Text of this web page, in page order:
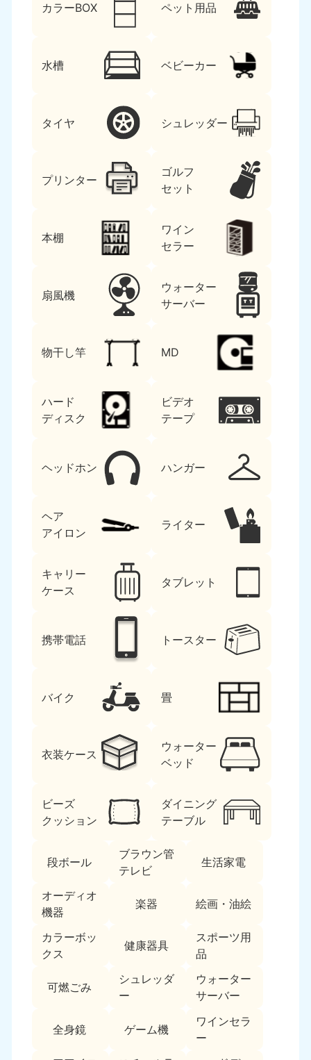
カラーBOX ペット用品
水槽 ベビーカー
タイヤ シュレッダー
プリンター
ゴルフ
セット
本棚
ワイン
セラー
扇風機
ウォーター
サーバー
物干し竿 MD
ハード
ディスク
ビデオ
テープ
ヘッドホン ハンガー
ヘア
アイロン
ライター
キャリー
ケース
タブレット
携帯電話 トースター
バイク 畳
衣装ケース
ウォーター
ベッド
ビーズ
クッション
ダイニング
テーブル
段ボール
ブラウン管
テレビ
生活家電
オーディオ
機器
楽器 絵画・油絵
カラーボッ
クス
健康器具
スポーツ用
品
可燃ごみ
シュレッダ
ー
ウォーター
サーバー
全身鏡 ゲーム機
ワインセラ
ー
北海道・東北
北海道
050-1881-5277
青森県
050-1881-5276
050-1881-5274
9:00〜19:00 年中無休
秋田県
050-1881-5275
9:00〜19:00 年中無休
050-1881-5273
宮城県
050-1881-5272